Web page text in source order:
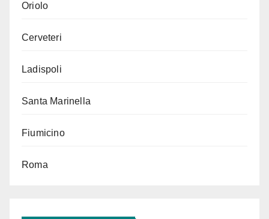
Oriolo
Cerveteri
Ladispoli
Santa Marinella
Fiumicino
Roma